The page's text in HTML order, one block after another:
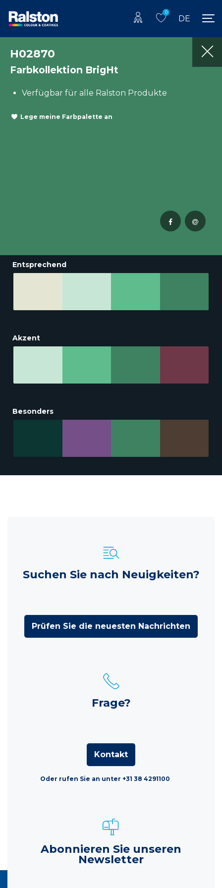
0
DE
H02870
Farbkollektion BrigHt
Verfügbar für alle Ralston Produkte
Lege meine Farbpalette an
Entsprechend
Akzent
Besonders
Suchen Sie nach Neuigkeiten?
Prüfen Sie die neuesten Nachrichten
Frage?
Kontakt
Oder rufen Sie an unter +31 38 4291100
Abonnieren Sie unseren
Newsletter